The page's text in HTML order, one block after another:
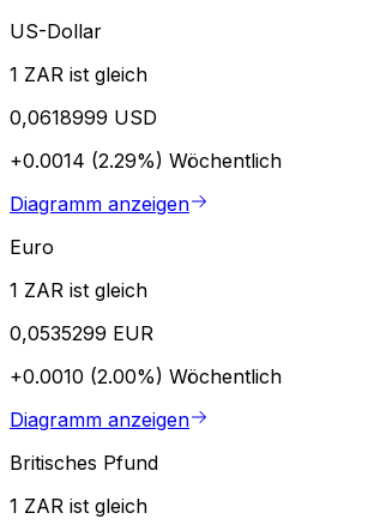
US-Dollar
1 ZAR ist gleich
0,0618999 USD
+0.0014 (2.29%) Wöchentlich
Diagramm anzeigen
Euro
1 ZAR ist gleich
0,0535299 EUR
+0.0010 (2.00%) Wöchentlich
Diagramm anzeigen
Britisches Pfund
1 ZAR ist gleich